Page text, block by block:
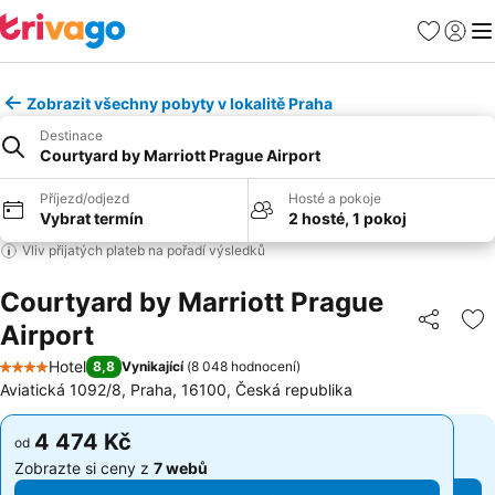
Oblíbené
Zobrazit všechny pobyty v lokalitě Praha
Destinace
Courtyard by Marriott Prague Airport
Příjezd/odjezd
Vybrat termín
Hosté a pokoje
2 hosté, 1 pokoj
Vliv přijatých plateb na pořadí výsledků
Courtyard by Marriott Prague
Airport
Sdílet
4 Počet hvězdiček
Hotel 8,8 Vynikající (8 048 hodnocení)
Aviatická 1092/8, Praha, 16100, Česká republika
od 4 474 Kč
Zobrazte si ceny z 7 webů
od 4 474 Kč
Zobrazte si ceny z 7 webů